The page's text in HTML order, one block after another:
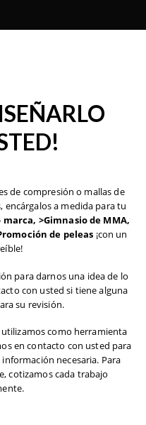
de compresión o mallas de
a medida para tu
>Gimnasio de MMA,
de peleas ¡con un
para darnos una idea de lo
con usted si tiene alguna
su revisión.
como herramienta
en contacto con usted para
necesaria. Para
cotizamos cada trabajo